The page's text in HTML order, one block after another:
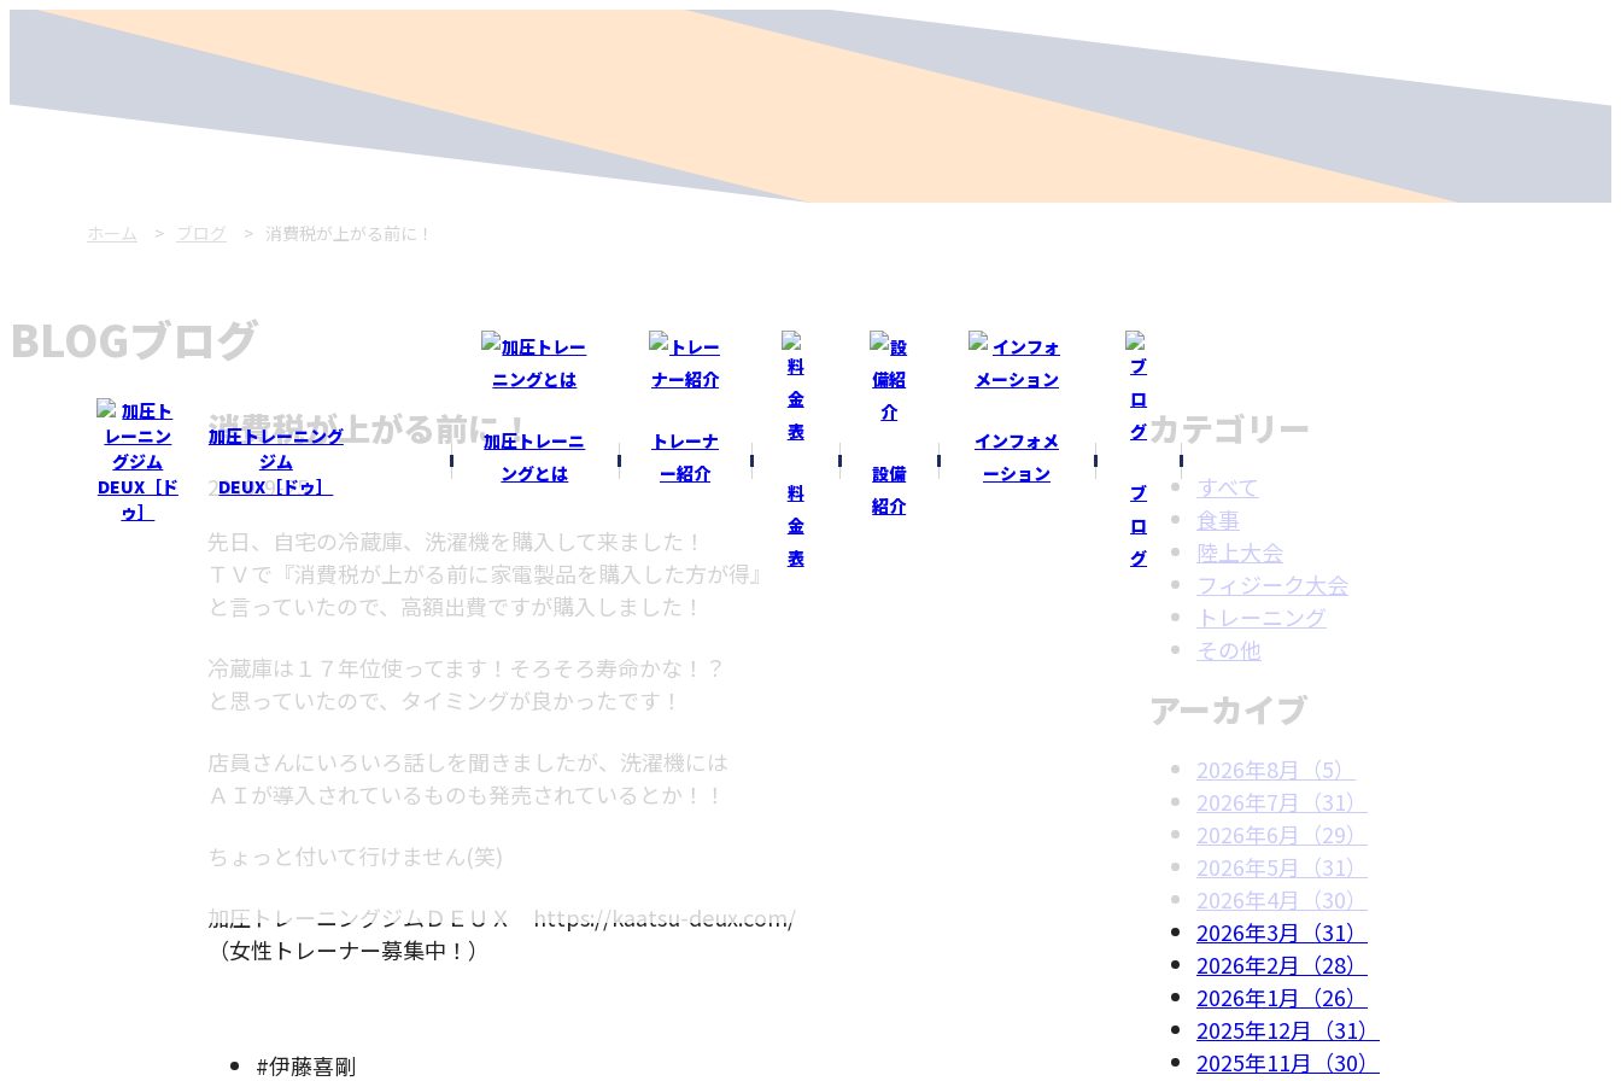
加圧トレーニング
ジム
DEUX［ドゥ］
加圧トレーニ
ングとは
トレーナ
ー紹介
料
金
表
設備
紹介
インフォメ
ーション
ブ
ロ
グ
ホーム ブログ 消費税が上がる前に！
BLOGブログ
消費税が上がる前に！
2019-9-25
先日、自宅の冷蔵庫、洗濯機を購入して来ました！
ＴＶで『消費税が上がる前に家電製品を購入した方が得』
と言っていたので、高額出費ですが購入しました！
冷蔵庫は１７年位使ってます！そろそろ寿命かな！？
と思っていたので、タイミングが良かったです！
店員さんにいろいろ話しを聞きましたが、洗濯機には
ＡＩが導入されているものも発売されているとか！！
ちょっと付いて行けません(笑)
加圧トレーニングジムＤＥＵＸ https://kaatsu-deux.com/
（女性トレーナー募集中！）
#伊藤喜剛
カテゴリー
すべて
食事
陸上大会
フィジーク大会
トレーニング
その他
アーカイブ
2026年8月（5）
2026年7月（31）
2026年6月（29）
2026年5月（31）
2026年4月（30）
2026年3月（31）
2026年2月（28）
2026年1月（26）
2025年12月（31）
2025年11月（30）